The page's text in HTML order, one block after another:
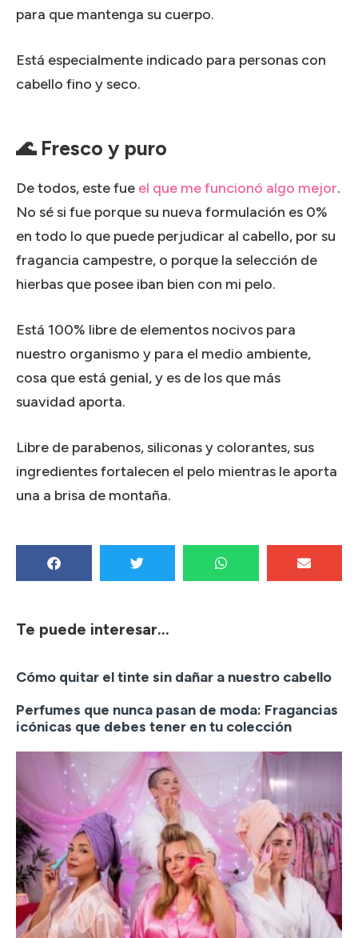
para que mantenga su cuerpo.
Está especialmente indicado para personas con
cabello fino y seco.
🌊 Fresco y puro
De todos, este fue el que me funcionó algo mejor.
No sé si fue porque su nueva formulación es 0%
en todo lo que puede perjudicar al cabello, por su
fragancia campestre, o porque la selección de
hierbas que posee iban bien con mi pelo.
Está 100% libre de elementos nocivos para
nuestro organismo y para el medio ambiente,
cosa que está genial, y es de los que más
suavidad aporta.
Libre de parabenos, siliconas y colorantes, sus
ingredientes fortalecen el pelo mientras le aporta
una a brisa de montaña.
Te puede interesar...
Cómo quitar el tinte sin dañar a nuestro cabello
Perfumes que nunca pasan de moda: Fragancias
icónicas que debes tener en tu colección